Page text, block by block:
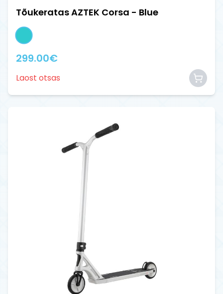
Tõukeratas AZTEK Corsa - Blue
299.00€
Laost otsas